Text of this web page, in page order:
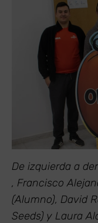
De izquierda a
, Francisco
(Alumno), David
Seeds) y Laura